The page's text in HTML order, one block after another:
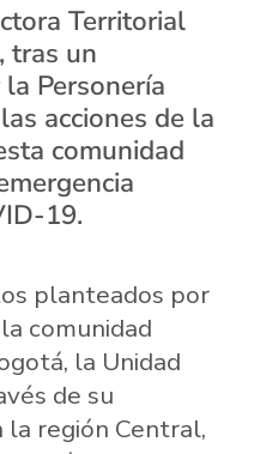
Territorial
tras un
Personería
acciones de la
comunidad
19.
planteados por
comunidad
la Unidad
de su
región Central,